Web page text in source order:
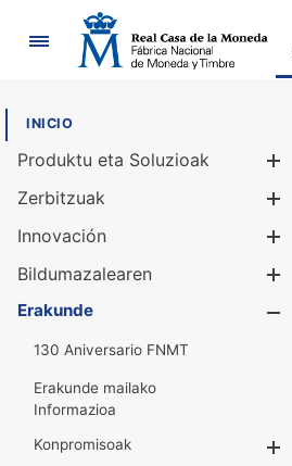
Nabigazioa
INICIO
Produktu eta Soluzioak
Zerbitzuak
Innovación
Bildumazalearen
Erakunde
130 Aniversario FNMT
Erakunde mailako
Informazioa
Konpromisoak